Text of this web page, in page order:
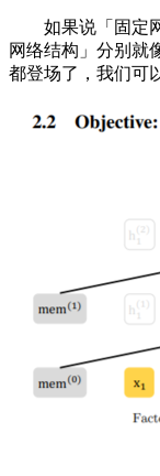
如果说「固定网
网络结构」分别就
都登场了，我们可